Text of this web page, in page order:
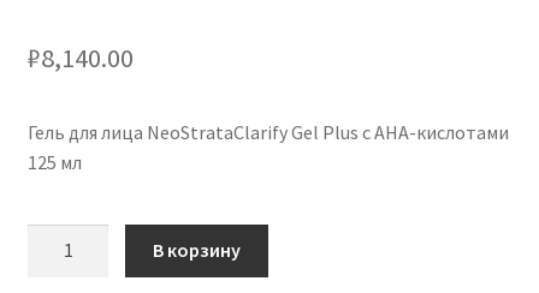
₽8,140.00
Гель для лица NeoStrataClarify Gel Plus с AHA-кислотами
125 мл
В корзину